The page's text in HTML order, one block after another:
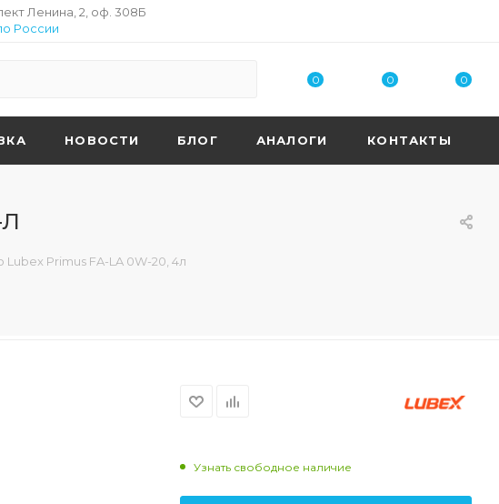
Ленина, 2, оф. 308Б
России
0 0 0
НОВОСТИ БЛОГ АНАЛОГИ КОНТАКТЫ
Primus FA-LA 0W-20, 4л
Узнать свободное наличие